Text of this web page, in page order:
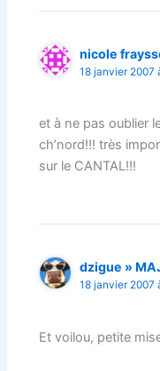
nicole
18 janvier 2007
et à ne pas oublier
ch’nord!!! très
sur le CANTAL!!!
dzigue »
18 janvier 2007
Et voilou, petite